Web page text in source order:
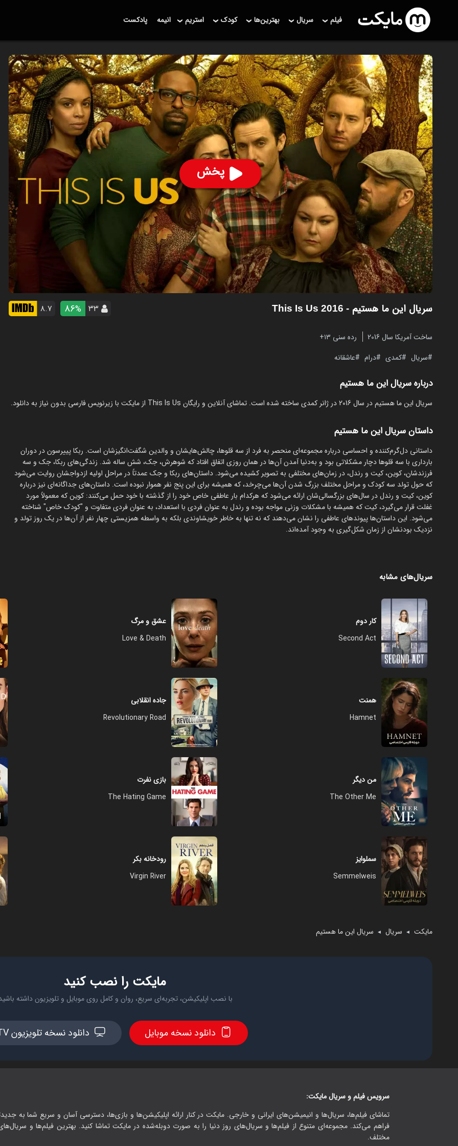
فیلم سریال بهترین‌ها کودک استریم انیمه پادکست
پخش
سریال این ما هستیم - This Is Us 2016 ۳۳ 86% ۸.۷
ساخت آمریکا سال 2016
رده سنی ۱۳+
سریال
کمدی درام عاشقانه
درباره سریال این ما هستیم
سریال این ما هستیم در سال 2016 در ژانر کمدی ساخته شده است. تماشای آنلاین و رایگان This Is Us از مایکت با زیرنویس فارسی بدون نیاز به دانلود.
داستان سریال این ما هستیم
داستانی دل‌گرم‌کننده و احساسی درباره مجموعه‌ای منحصر به فرد از سه قلوها، چالش‌هایشان و والدین شگفت‌انگیزشان است. ربکا پییرسون در دوران
بارداری با سه قلوها دچار مشکلاتی بود و به‌دنیا آمدن آن‌ها در همان روزی اتفاق افتاد که شوهرش، جک، شش ساله شد. زندگی‌های ربکا، جک و سه
فرزندشان، کوین، کیت و رندل، در زمان‌های مختلفی به تصویر کشیده می‌شود. داستان‌های ربکا و جک عمدتاً در مراحل اولیه ازدواجشان روایت می‌شود
که حول تولد سه کودک و مراحل مختلف بزرگ شدن آن‌ها می‌چرخد، که همیشه برای این پنج نفر هموار نبوده است. داستان‌های جداگانه‌ای نیز درباره
کوین، کیت و رندل در سال‌های بزرگسالی‌شان ارائه می‌شود که هرکدام بار عاطفی خاص خود را از گذشته با خود حمل می‌کنند: کوین که معمولاً مورد
غفلت قرار می‌گیرد، کیت که همیشه با مشکلات وزنی مواجه بوده و رندل به عنوان فردی با استعداد، به عنوان فردی متفاوت و "کودک خاص" شناخته
می‌شود. این داستان‌ها پیوندهای عاطفی را نشان می‌دهند که نه تنها به خاطر خویشاوندی بلکه به واسطه همزیستی چهار نفر از آن‌ها در یک روز تولد و
نزدیک بودنشان از زمان شکل‌گیری به وجود آمده‌اند.
سریال‌های مشابه
کار دوم
Second Act
عشق و مرگ
Love & Death
همنت
Hamnet
جاده انقلابی
Revolutionary Road
من دیگر
The Other Me
بازی نفرت
The Hating Game
سملوایز
Semmelweis
رودخانه بکر
Virgin River
مایکت ◄ سریال ◄ سریال این ما هستیم
مایکت را نصب کنید
با نصب اپلیکیشن، تجربه‌ای سریع، روان و کامل روی موبایل و تلویزیون داشته
دانلود نسخه موبایل دانلود نسخه تلویزیون TV
سرویس فیلم و سریال مایکت:
تماشای فیلم‌ها، سریال‌ها و انیمیشن‌های ایرانی و خارجی. مایکت در کنار ارائه اپلیکیشن‌ها و بازی‌ها، دسترسی آسان و سریع شما به
فراهم می‌کند. مجموعه‌ای متنوع از فیلم‌ها و سریال‌های روز دنیا را به صورت دوبله‌شده در مایکت تماشا کنید. بهترین فیلم‌ها و
مختلف.